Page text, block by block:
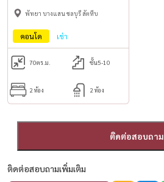
售价仅2,340,000泰铢
直接向业主分期付款
▪️ 第4-5年，每月分期付款12,400泰铢
利率与银行3-5%相同。
亮点：
ขายขาดทุน! Atlantis Condo
พัทยา บางแสน ชลบุรี สัตหีบ
คอนโด เช่า
70ตร.ม. ชั้น5-10
2 ห้อง 2 ห้อง
ติดต่อสอบถาม
ติดต่อสอบถามเพิ่มเติม